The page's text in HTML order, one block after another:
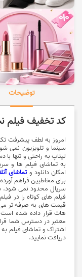
توضیحات
کد تخفیف فیلم
امروز به لطف پیشرفت
سینما و تلویزیون نمی
لپتاپ به راحتی و تنها
به تماشای فیلم ها و
امکان دانلود و تماشای
برای مخاطبین فراهم
سریال محدود نمی شود.
فیلم های کوتاه را در
قیمت های به صرفه تر
هات قرار داده شده است
معتبر در دسترس شما
اشتراک و تماشای فیلم
دریافت نمایید.